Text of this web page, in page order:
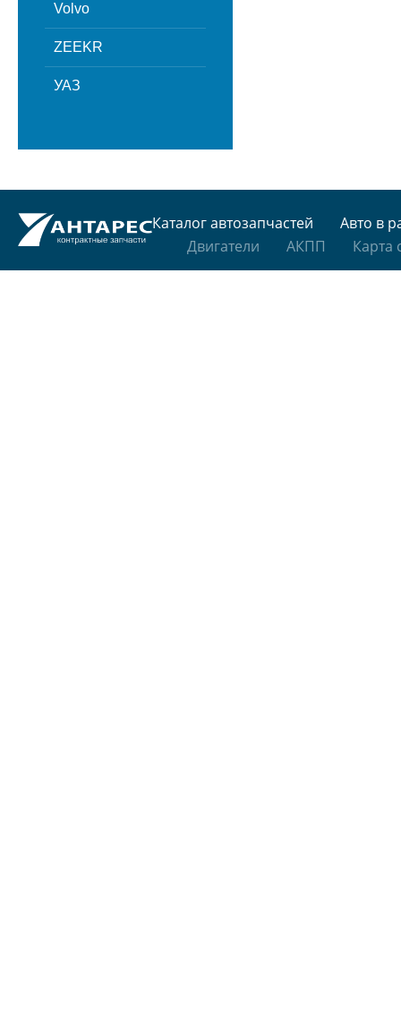
Volvo
ZEEKR
УАЗ
Каталог автозапчастей
Авто в
Двигатели
АКПП Карта